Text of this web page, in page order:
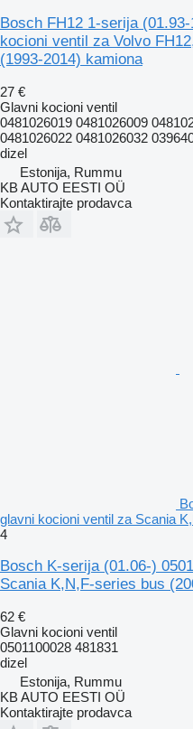
Bosch FH12 1-serija
kocioni ventil za Volvo
(1993-2014) kamiona
27 €
Glavni kocioni ventil
0481026019 0481026009
0481026022 0481026032
dizel
Estonija, Rummu
KB AUTO EESTI OÜ
Kontaktirajte prodavca
glavni kocioni ventil za Scania
4
Bosch K-serija (01.06-)
Scania K,N,F-series bus
62 €
Glavni kocioni ventil
0501100028 481831
dizel
Estonija, Rummu
KB AUTO EESTI OÜ
Kontaktirajte prodavca